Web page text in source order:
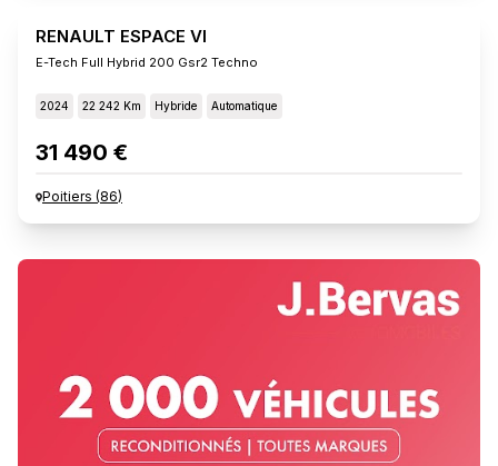
RENAULT ESPACE VI
E-Tech Full Hybrid 200 Gsr2 Techno
2024 22 242 Km Hybride Automatique
31 490 €
Poitiers (86)